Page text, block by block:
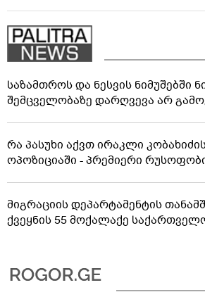
საზამთროს და ნესვის ნიმუშებში
შემცველობაზე დარღვევა არ
რა პასუხი აქვთ ირაკლი
ოპოზიციაში - პრემიერი
მიგრაციის დეპარტამენტის
ქვეყნის 55 მოქალაქე